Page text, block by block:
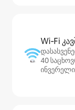
Wi‑Fi
40
ინვერელი